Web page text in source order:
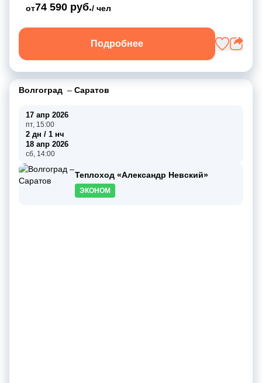
от74 590 руб./ чел
Подробнее
Волгоград – Саратов
17 апр 2026
пт, 15:00
2 дн / 1 нч
18 апр 2026
сб, 14:00
Теплоход «Александр Невский»
ЭКОНОМ